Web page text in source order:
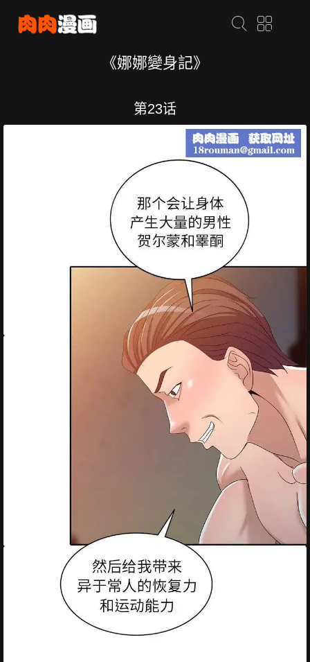
《娜娜變身記》
第23话